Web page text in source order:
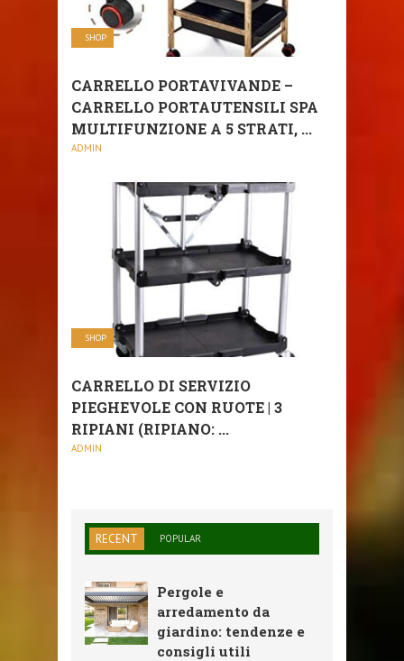
SHOP
CARRELLO PORTAVIVANDE –
CARRELLO PORTAUTENSILI SPA
MULTIFUNZIONE A 5 STRATI, ...
ADMIN
SHOP
CARRELLO DI SERVIZIO
PIEGHEVOLE CON RUOTE | 3
RIPIANI (RIPIANO: ...
ADMIN
RECENT POPULAR
Pergole e
arredamento da
giardino: tendenze e
consigli utili